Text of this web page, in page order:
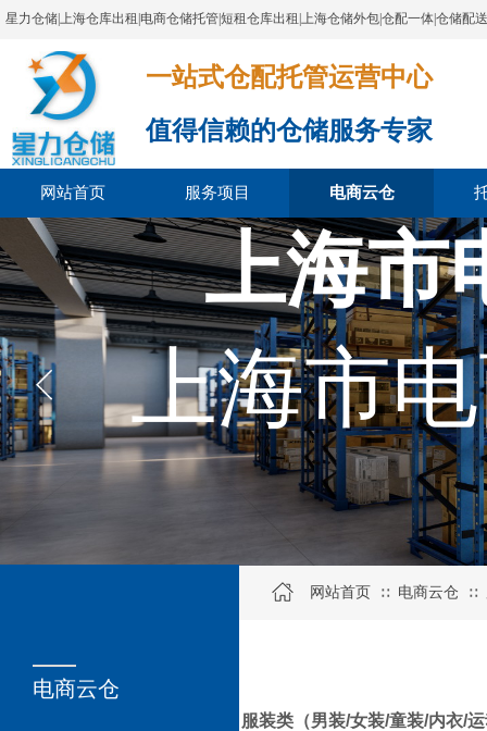
星力仓储|上海仓库出租|电商仓储托管|短租仓库出租|上海仓储外包|仓配一体|仓储配
一站式仓配托管运营中心​​​​​​​​​​​​​​​​​
值得信赖的仓储服务专家
网站首页 服务项目 电商云仓
上海市
上海市
关于我们
电商云仓
网站首页 ∷ 电商云仓 ∷
服装类（男装/女装/童装/内衣/